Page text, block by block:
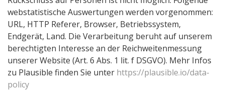
webstatistische Auswertungen werden vorgenommen:
URL, HTTP Referer, Browser, Betriebssystem,
Endgerät, Land. Die Verarbeitung beruht auf unserem
berechtigten Interesse an der Reichweitenmessung
unserer Website (Art. 6 Abs. 1 lit. f DSGVO). Mehr Infos
zu Plausible finden Sie unter https://plausible.io/data-
policy